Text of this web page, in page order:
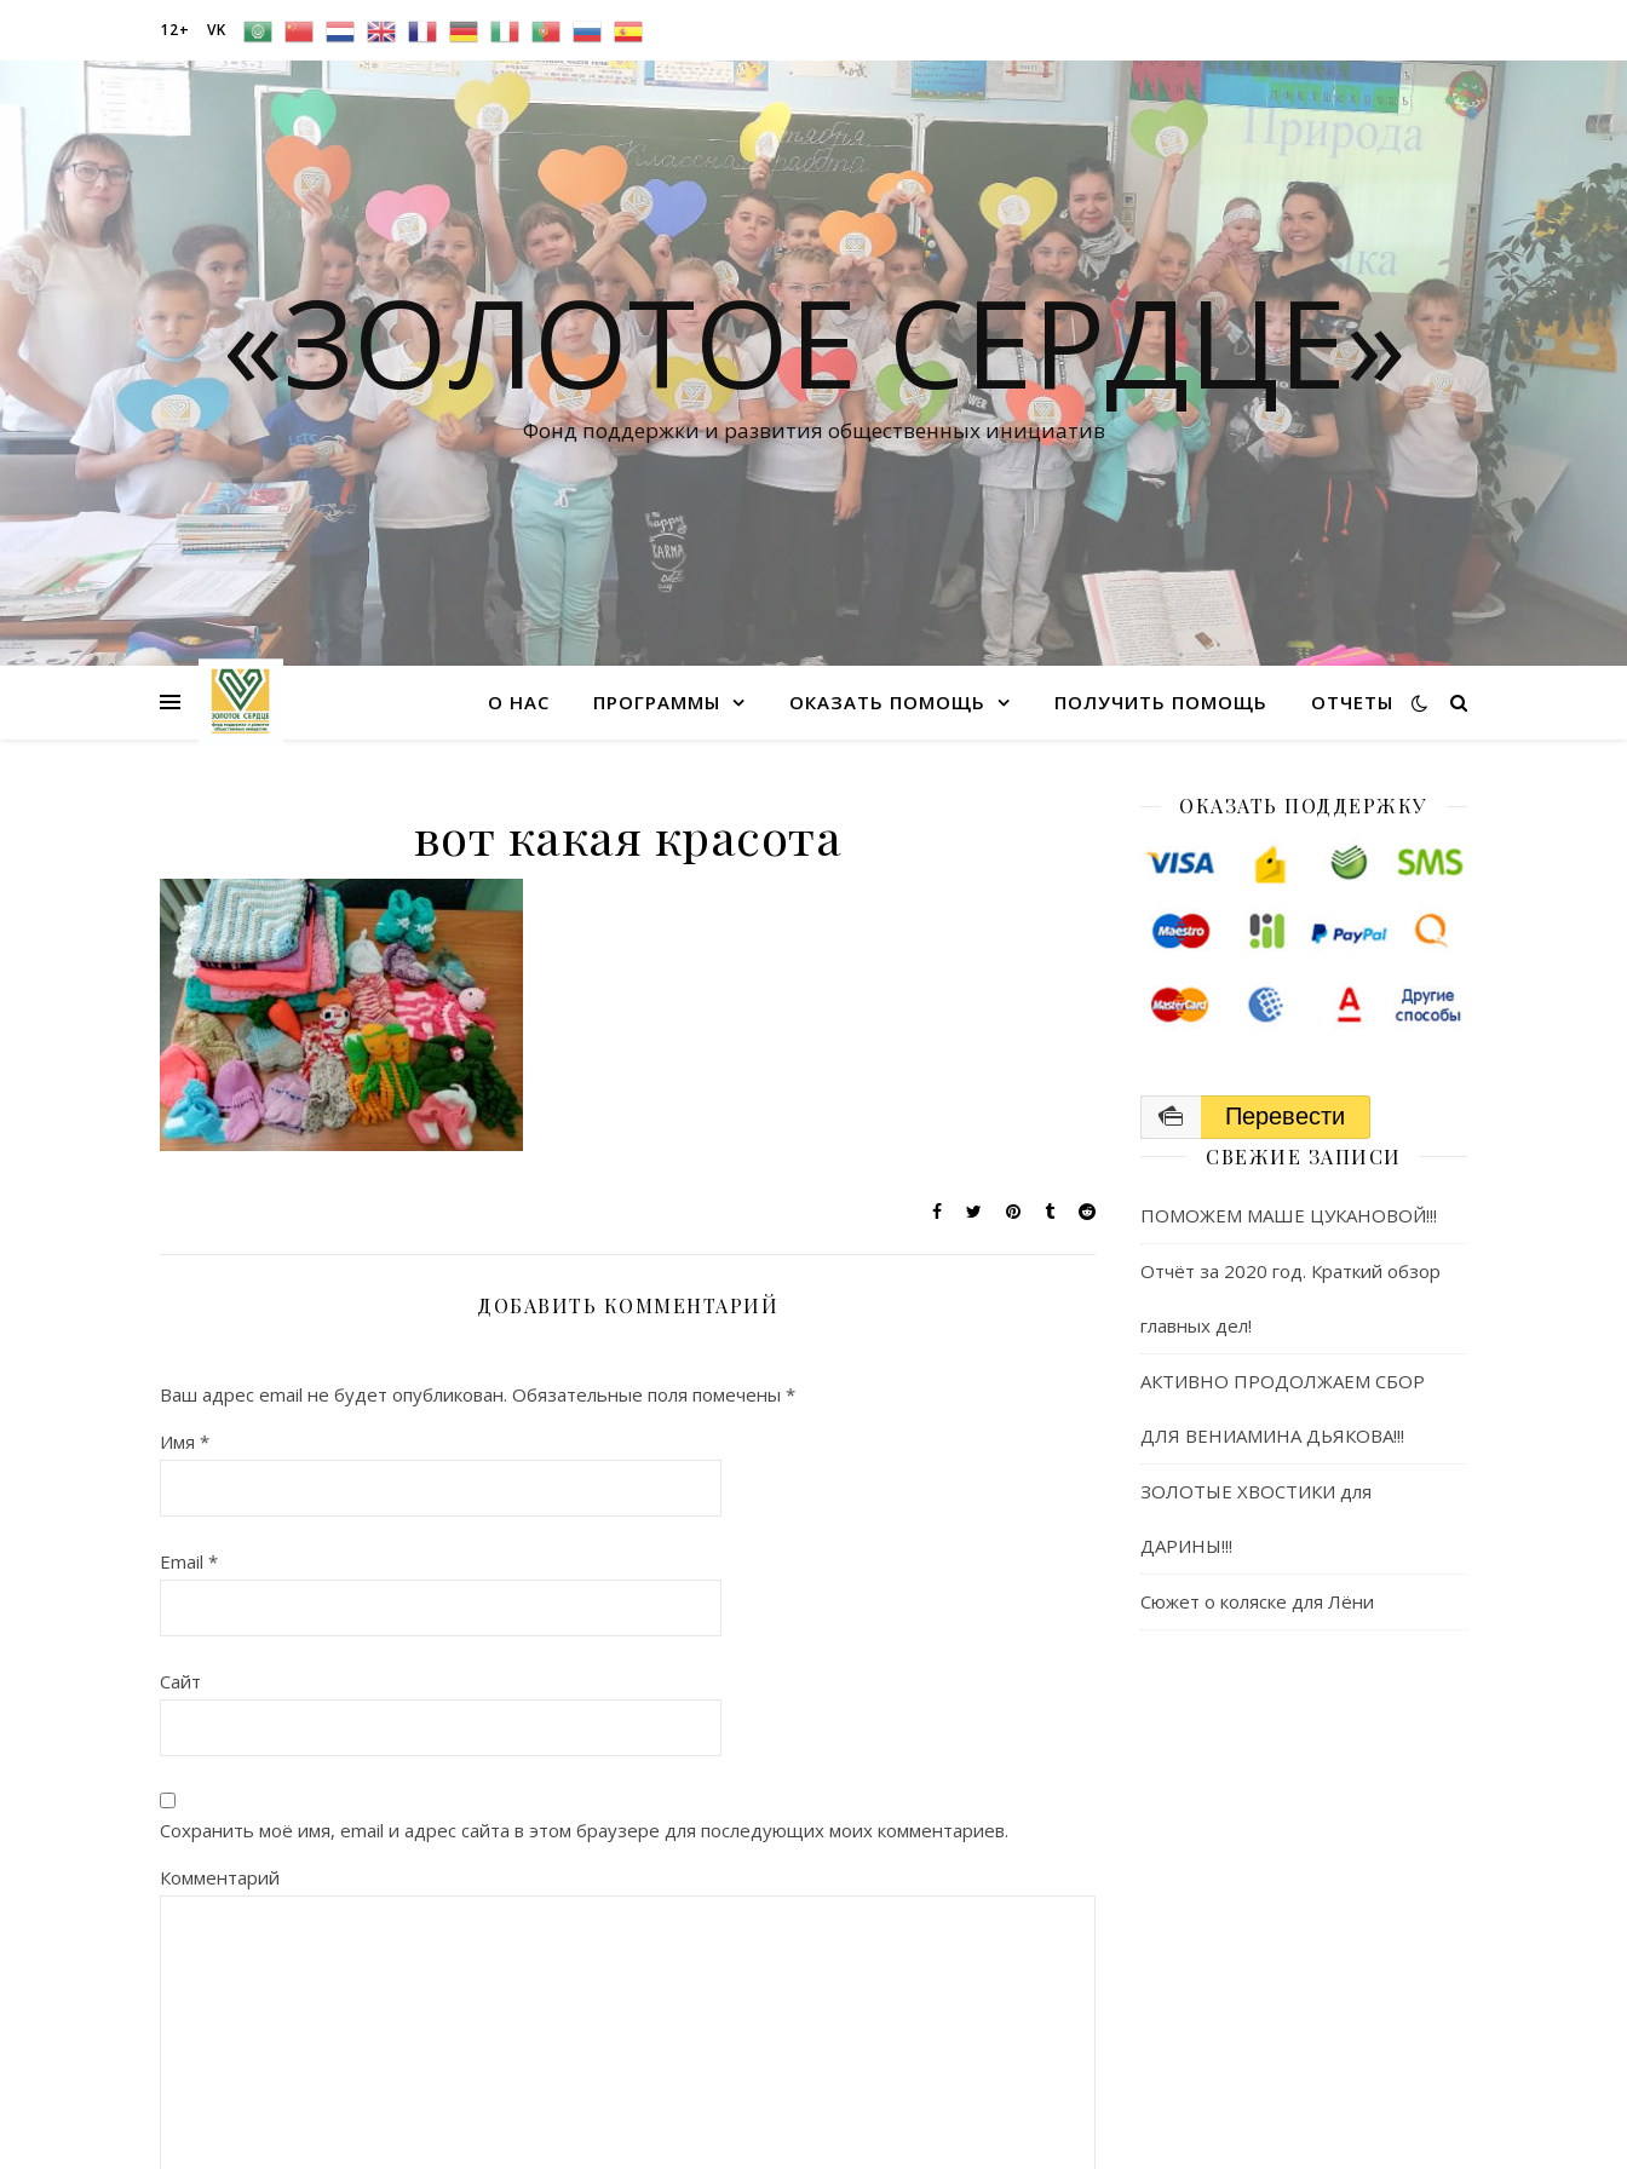
12+ VK
«ЗОЛОТОЕ СЕРДЦЕ»
Фонд поддержки и развития общественных инициатив
О НАС ПРОГРАММЫ ОКАЗАТЬ ПОМОЩЬ ПОЛУЧИТЬ ПОМОЩЬ ОТЧЕТЫ
вот какая красота
ДОБАВИТЬ КОММЕНТАРИЙ
Ваш адрес email не будет опубликован. Обязательные поля помечены *
Имя *
Email *
Сайт
Сохранить моё имя, email и адрес сайта в этом браузере для последующих моих комментариев.
Комментарий
ОКАЗАТЬ ПОДДЕРЖКУ
Перевести
СВЕЖИЕ ЗАПИСИ
ПОМОЖЕМ МАШЕ ЦУКАНОВОЙ!!!
Отчёт за 2020 год. Краткий обзор
главных дел!
АКТИВНО ПРОДОЛЖАЕМ СБОР
ДЛЯ ВЕНИАМИНА ДЬЯКОВА!!!
ЗОЛОТЫЕ ХВОСТИКИ для
ДАРИНЫ!!!
Сюжет о коляске для Лёни